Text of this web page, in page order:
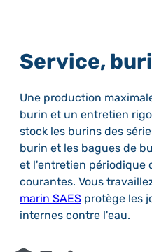
Service,
Une production
burin et un entretien
stock les burins des
burin et les bagues de
et l'entretien périodique
courantes. Vous
marin SAES protège les
internes contre l'eau.